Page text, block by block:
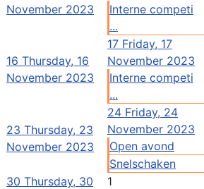
November 2023
Interne competi
...
16 Thursday, 16
November 2023
17 Friday, 17
November 2023
Interne competi
...
23 Thursday, 23
November 2023
24 Friday, 24
November 2023
Open avond
Snelschaken
30 Thursday, 30
1